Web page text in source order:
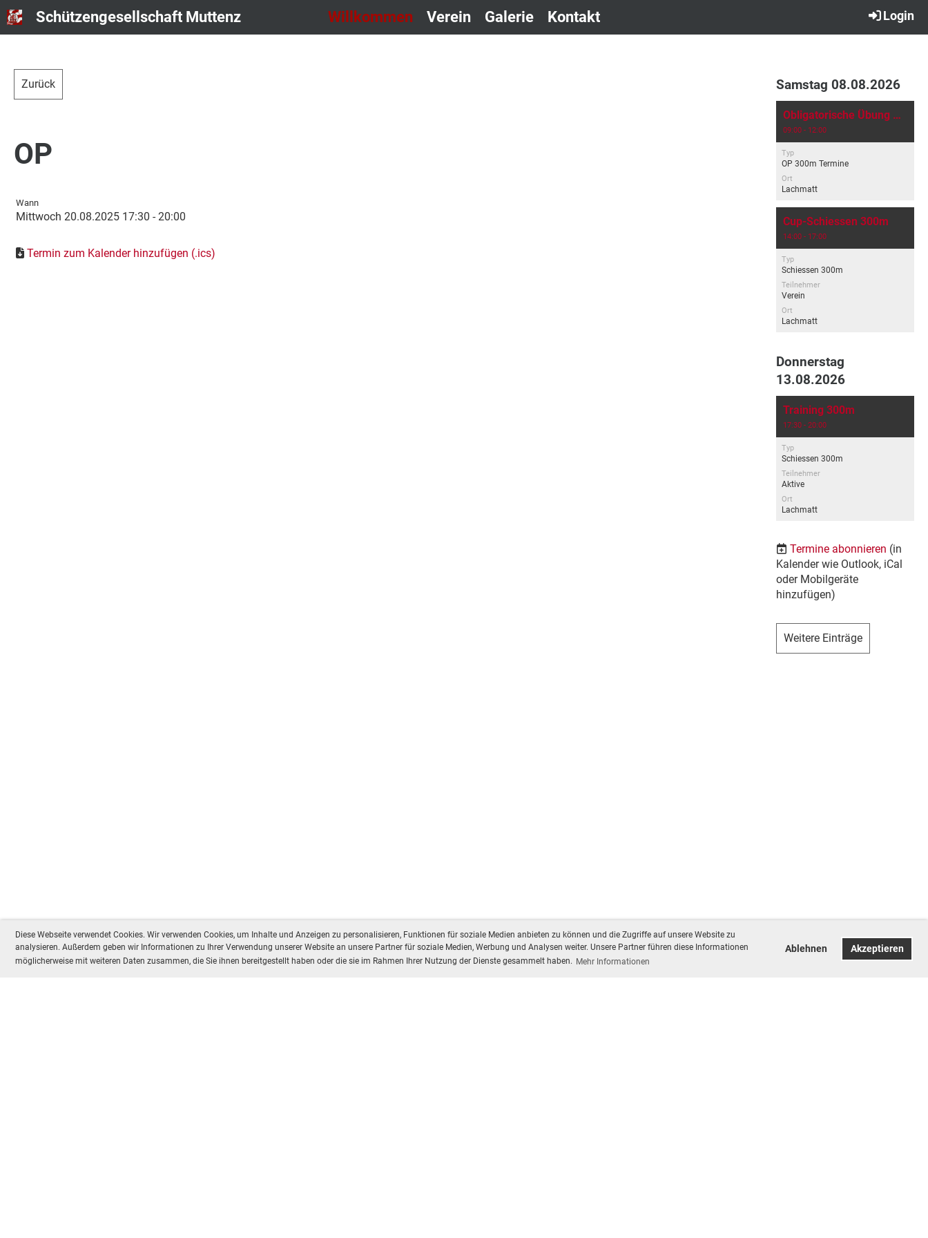
Diese Webseite verwendet Cookies. Wir verwenden Cookies, um Inhalte und Anzeigen zu personalisieren, Funktionen für soziale Medien anbieten zu können und die Zugriffe auf unsere Website zu
analysieren. Außerdem geben wir Informationen zu Ihrer Verwendung unserer Website an unsere Partner für soziale Medien, Werbung und Analysen weiter. Unsere Partner führen diese Informationen
möglicherweise mit weiteren Daten zusammen, die Sie ihnen bereitgestellt haben oder die sie im Rahmen Ihrer Nutzung der Dienste gesammelt haben. Mehr Informationen
Ablehnen Akzeptieren
Schützengesellschaft Muttenz Willkommen Verein Galerie Kontakt Login
Zurück
OP
Wann
Mittwoch 20.08.2025 17:30 - 20:00
Termin zum Kalender hinzufügen (.ics)
Samstag 08.08.2026
Obligatorische Übung 300m
09:00 - 12:00
Typ
OP 300m Termine
Ort
Lachmatt
Cup-Schiessen 300m
14:00 - 17:00
Typ
Schiessen 300m
Teilnehmer
Verein
Ort
Lachmatt
Donnerstag
13.08.2026
Training 300m
17:30 - 20:00
Typ
Schiessen 300m
Teilnehmer
Aktive
Ort
Lachmatt
Termine abonnieren (in
Kalender wie Outlook, iCal
oder Mobilgeräte
hinzufügen)
Weitere Einträge